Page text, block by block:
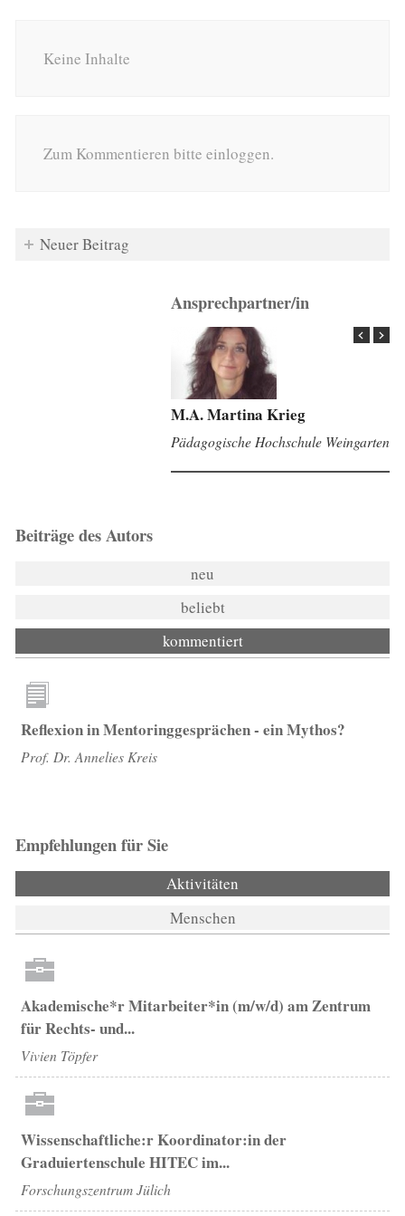
Keine Inhalte
Zum Kommentieren bitte einloggen.
Neuer Beitrag
Ansprechpartner/in
M.A. Martina Krieg
Pädagogische Hochschule Weingarten
Beiträge des Autors
neu
beliebt
kommentiert
Reflexion in Mentoringgesprächen - ein Mythos?
Prof. Dr. Annelies Kreis
Empfehlungen für Sie
Aktivitäten
Menschen
Akademische*r Mitarbeiter*in (m/w/d) am Zentrum
für Rechts- und...
Vivien Töpfer
Wissenschaftliche:r Koordinator:in der
Graduiertenschule HITEC im...
Forschungszentrum Jülich